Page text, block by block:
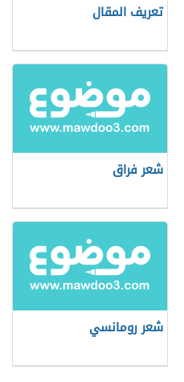
تعريف المقال
شعر فراق
شعر رومانسي